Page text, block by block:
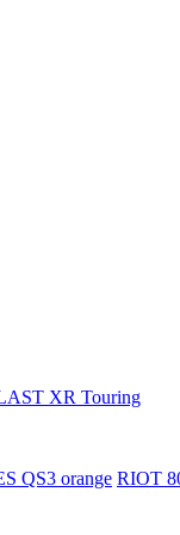
XR Touring
QS3 orange RIOT